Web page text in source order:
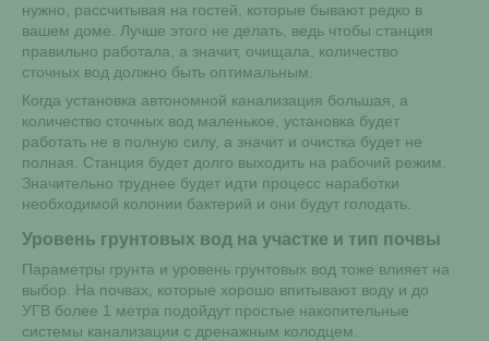
нужно, рассчитывая на гостей, которые бывают редко в
вашем доме. Лучше этого не делать, ведь чтобы станция
правильно работала, а значит, очищала, количество
сточных вод должно быть оптимальным.
Когда установка автономной канализация большая, а
количество сточных вод маленькое, установка будет
работать не в полную силу, а значит и очистка будет не
полная. Станция будет долго выходить на рабочий режим.
Значительно труднее будет идти процесс наработки
необходимой колонии бактерий и они будут голодать.
Уровень грунтовых вод на участке и тип почвы
Параметры грунта и уровень грунтовых вод тоже влияет на
выбор. На почвах, которые хорошо впитывают воду и до
УГВ более 1 метра подойдут простые накопительные
системы канализации с дренажным колодцем.